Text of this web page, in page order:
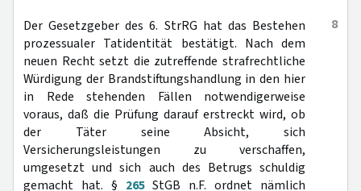
8
Der Gesetzgeber des 6. StrRG hat das Bestehen
prozessualer Tatidentität bestätigt. Nach dem
neuen Recht setzt die zutreffende strafrechtliche
Würdigung der Brandstiftungshandlung in den hier
in Rede stehenden Fällen notwendigerweise
voraus, daß die Prüfung darauf erstreckt wird, ob
der Täter seine Absicht, sich
Versicherungsleistungen zu verschaffen,
umgesetzt und sich auch des Betrugs schuldig
gemacht hat. § 265StGB n.F. ordnet nämlich